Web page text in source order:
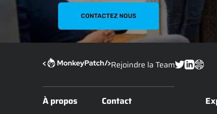
CONTACTEZ NOUS
Rejoindre la Team
À propos Contact